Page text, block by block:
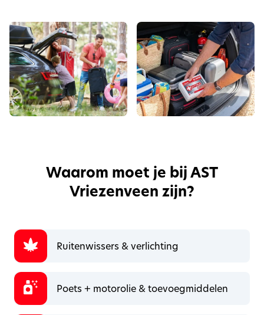
Waarom moet je bij AST
Vriezenveen zijn?
Ruitenwissers & verlichting
Poets + motorolie & toevoegmiddelen